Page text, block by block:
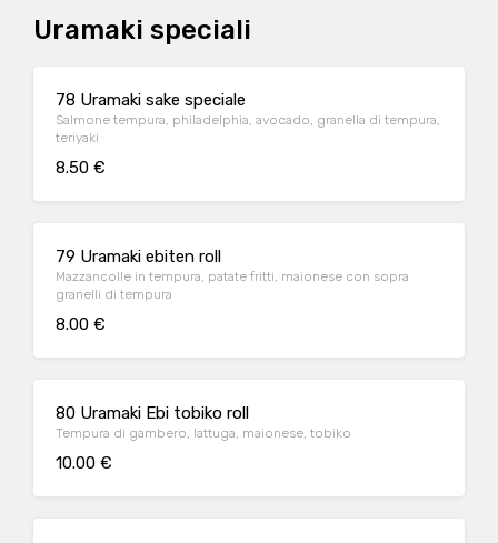
Uramaki speciali
78 Uramaki sake speciale
Salmone tempura, philadelphia, avocado, granella di tempura,
teriyaki
8.50 €
79 Uramaki ebiten roll
Mazzancolle in tempura, patate fritti, maionese con sopra
granelli di tempura
8.00 €
80 Uramaki Ebi tobiko roll
Tempura di gambero, lattuga, maionese, tobiko
10.00 €